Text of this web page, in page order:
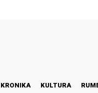
KRONIKA KULTURA